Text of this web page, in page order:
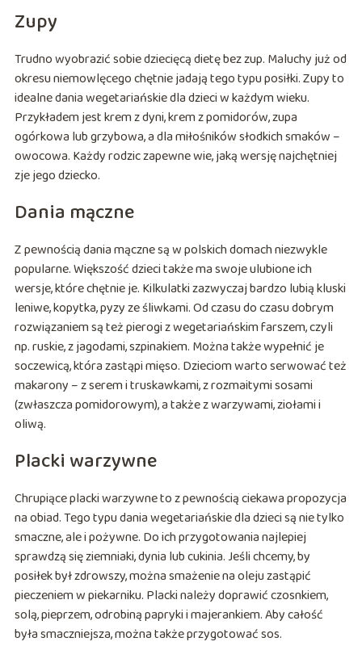
Zupy
Trudno wyobrazić sobie dziecięcą dietę bez zup. Maluchy już od
okresu niemowlęcego chętnie jadają tego typu posiłki. Zupy to
idealne dania wegetariańskie dla dzieci w każdym wieku.
Przykładem jest krem z dyni, krem z pomidorów, zupa
ogórkowa lub grzybowa, a dla miłośników słodkich smaków –
owocowa. Każdy rodzic zapewne wie, jaką wersję najchętniej
zje jego dziecko.
Dania mączne
Z pewnością dania mączne są w polskich domach niezwykle
popularne. Większość dzieci także ma swoje ulubione ich
wersje, które chętnie je. Kilkulatki zazwyczaj bardzo lubią kluski
leniwe, kopytka, pyzy ze śliwkami. Od czasu do czasu dobrym
rozwiązaniem są też pierogi z wegetariańskim farszem, czyli
np. ruskie, z jagodami, szpinakiem. Można także wypełnić je
soczewicą, która zastąpi mięso. Dzieciom warto serwować też
makarony – z serem i truskawkami, z rozmaitymi sosami
(zwłaszcza pomidorowym), a także z warzywami, ziołami i
oliwą.
Placki warzywne
Chrupiące placki warzywne to z pewnością ciekawa propozycja
na obiad. Tego typu dania wegetariańskie dla dzieci są nie tylko
smaczne, ale i pożywne. Do ich przygotowania najlepiej
sprawdzą się ziemniaki, dynia lub cukinia. Jeśli chcemy, by
posiłek był zdrowszy, można smażenie na oleju zastąpić
pieczeniem w piekarniku. Placki należy doprawić czosnkiem,
solą, pieprzem, odrobiną papryki i majerankiem. Aby całość
była smaczniejsza, można także przygotować sos.